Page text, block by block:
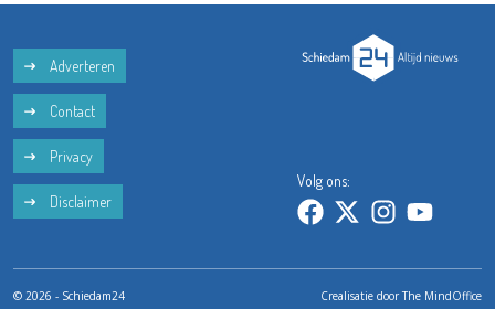
Adverteren
Contact
Privacy
Disclaimer
Volg ons:
© 2026 - Schiedam24 Crealisatie doorThe MindOffice